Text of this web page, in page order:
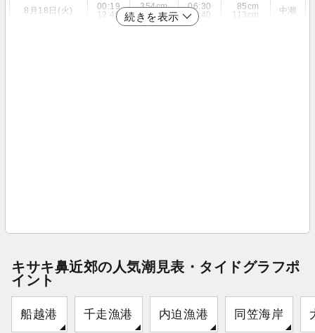
8月18日(火)
00:19
12:40
354cm
336cm
06:30
18:40
85cm
113cm
中潮
続きを表示
キサキ鼻近郊の人気潮見表・タイドグラフポ
イント
船越港 千走漁港 内迫漁港 同笠海岸